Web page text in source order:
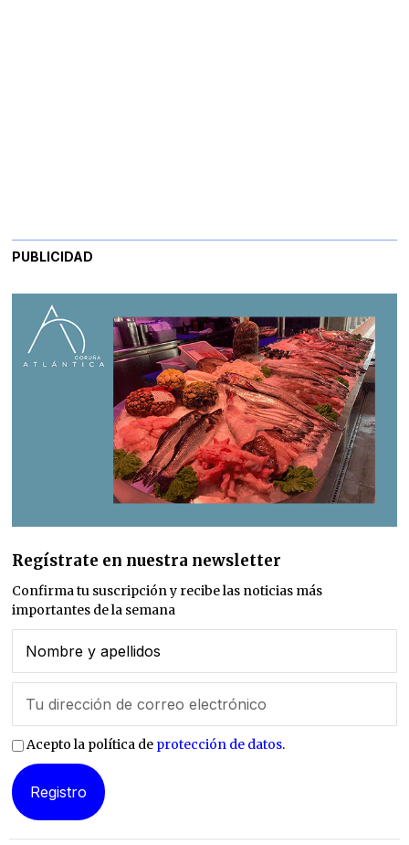
PUBLICIDAD
Regístrate en nuestra newsletter
Confirma tu suscripción y recibe las noticias más
importantes de la semana
Acepto la política de protección de datos.